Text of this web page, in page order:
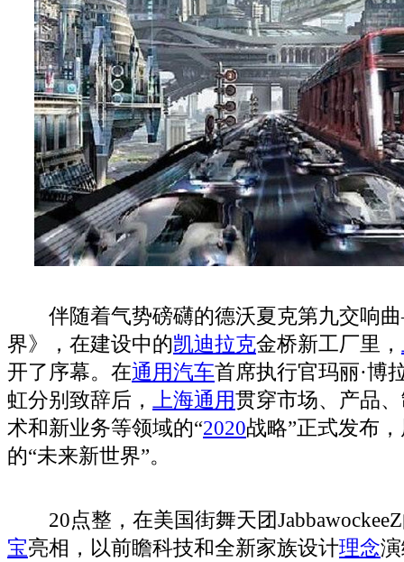
伴随着气势磅礴的德沃夏克第九交响
界》，在建设中的凯迪拉克金桥新工厂里，
开了序幕。在通用汽车首席执行官玛丽·博
虹分别致辞后，
上海通用贯穿市场、产品
术和新业务等领域的“2020战略”正式发布
的“未来新世界”。
20点整，在美国街舞天团
宝亮相，以前瞻科技和全新家族设计理念